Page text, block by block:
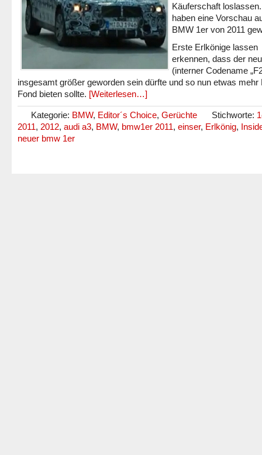
Käuferschaft
haben eine Vorschau
BMW 1er von 2011
Erste Erlkönige lassen
erkennen, dass der
(interner Codename
insgesamt größer geworden sein dürfte und so nun etwas mehr
Fond bieten sollte. [Weiterlesen…]
Kategorie: BMW, Editor´s Choice, Gerüchte Stichworte:
2011, 2012, audi a3, BMW, bmw1er 2011, einser, Erlkönig,
neuer bmw 1er